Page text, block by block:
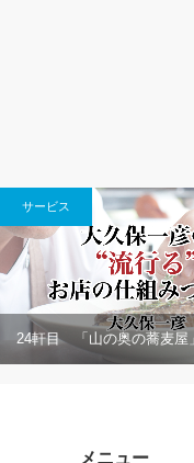
サービス
24軒目 「山の奥の蕎麦屋」
メニュー